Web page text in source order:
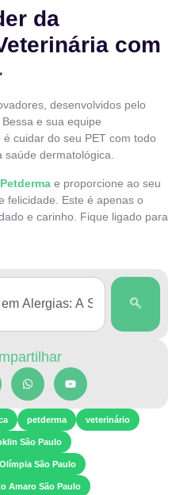
da
com
desenvolvidos pelo
e sua equipe
cuidar do seu PET com todo
saúde dermatológica.
Petderma e proporcione ao seu
felicidade. Este é apenas o
e carinho. Fique ligado para
petderma veterinário
São Paulo
São Paulo
Amaro São Paulo